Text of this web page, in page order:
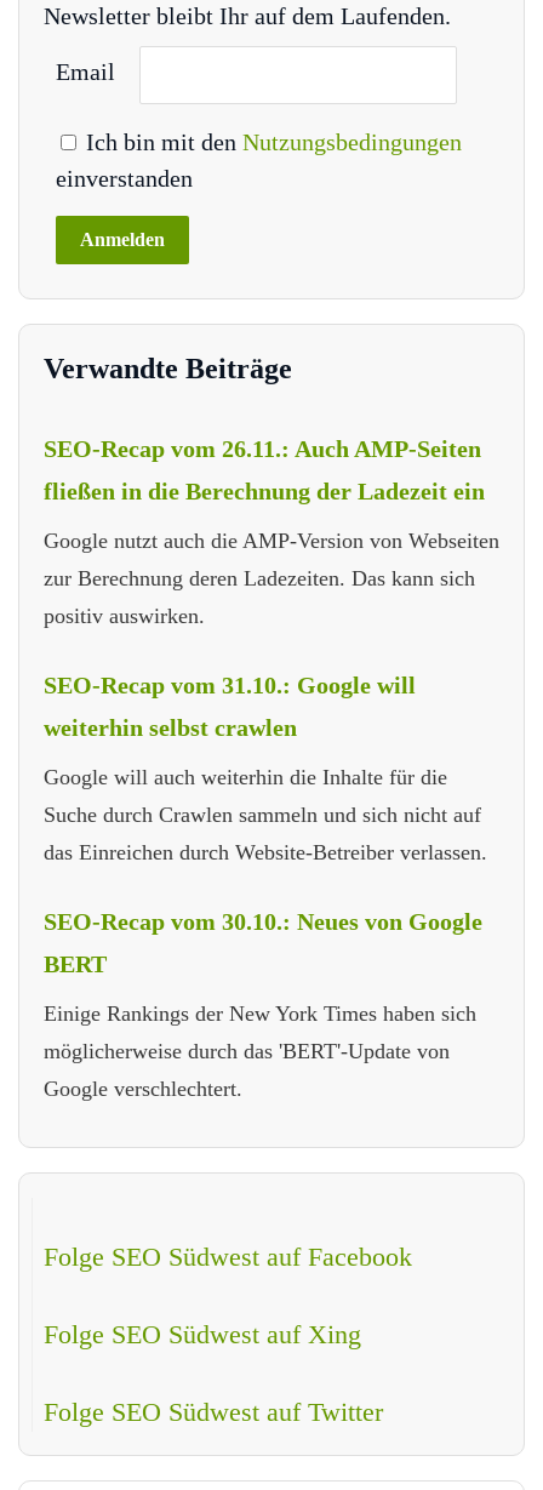
Newsletter bleibt Ihr auf dem Laufenden.
Email
Ich bin mit den Nutzungsbedingungen
einverstanden
Verwandte Beiträge
SEO-Recap vom 26.11.: Auch AMP-Seiten
fließen in die Berechnung der Ladezeit ein
Google nutzt auch die AMP-Version von Webseiten
zur Berechnung deren Ladezeiten. Das kann sich
positiv auswirken.
SEO-Recap vom 31.10.: Google will
weiterhin selbst crawlen
Google will auch weiterhin die Inhalte für die
Suche durch Crawlen sammeln und sich nicht auf
das Einreichen durch Website-Betreiber verlassen.
SEO-Recap vom 30.10.: Neues von Google
BERT
Einige Rankings der New York Times haben sich
möglicherweise durch das 'BERT'-Update von
Google verschlechtert.
Folge SEO Südwest auf Facebook
Folge SEO Südwest auf Xing
Folge SEO Südwest auf Twitter